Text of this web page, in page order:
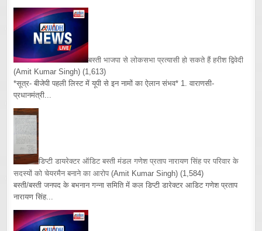
बस्ती भाजपा से लोकसभा प्रत्यासी हो सकते हैं हरीश द्विवेदी
(Amit Kumar Singh) (1,613)
*सूत्र- बीजेपी पहली लिस्ट में यूपी से इन नामों का ऐलान संभव* 1. वाराणसी-
प्रधानमंत्री...
डिप्टी डायरेक्टर ऑडिट बस्ती मंडल गणेश प्रताप नारायण सिंह पर परिवार के
सदस्यों को चेयरमैन बनाने का आरोप (Amit Kumar Singh) (1,584)
बस्ती/बस्ती जनपद के बभनान गन्ना समिति में कल डिप्टी डारेक्टर आडिट गणेश प्रताप
नारायण सिंह...